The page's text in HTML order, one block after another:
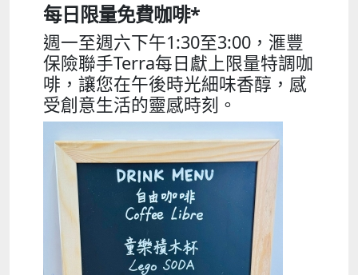
每日限量免費咖啡*
週一至週六下午1:30至3:00，滙豐
保險聯手Terra每日獻上限量特調咖
啡，讓您在午後時光細味香醇，感
受創意生活的靈感時刻。